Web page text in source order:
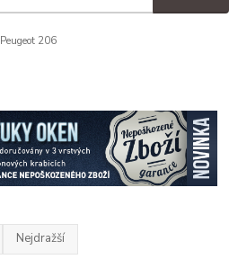
Peugeot 206
Nejdražší